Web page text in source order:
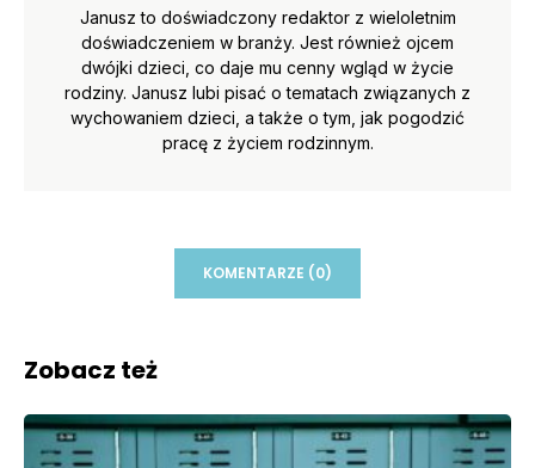
Janusz to doświadczony redaktor z wieloletnim
doświadczeniem w branży. Jest również ojcem
dwójki dzieci, co daje mu cenny wgląd w życie
rodziny. Janusz lubi pisać o tematach związanych z
wychowaniem dzieci, a także o tym, jak pogodzić
pracę z życiem rodzinnym.
KOMENTARZE (0)
Zobacz też